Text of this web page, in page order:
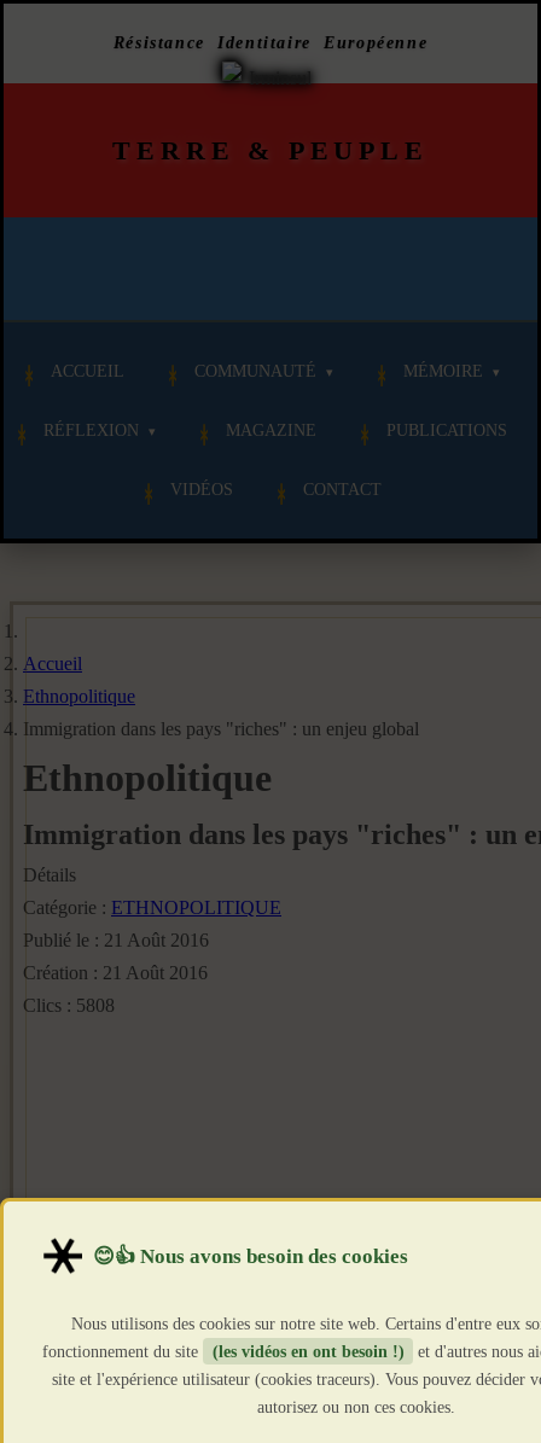
Résistance Identitaire Européenne
TERRE & PEUPLE
ACCUEIL COMMUNAUTÉ MÉMOIRE
RÉFLEXION MAGAZINE PUBLICATIONS
VIDÉOS CONTACT
Accueil
Ethnopolitique
Immigration dans les pays "riches" : un enjeu global
Ethnopolitique
Immigration dans les pays "riches" : un
Détails
Catégorie : ETHNOPOLITIQUE
Publié le : 21 Août 2016
Création : 21 Août 2016
Clics : 5808
Nous utilisons des cookies sur notre site web. Certains d'entre eux
fonctionnement du site
(les vidéos en ont besoin !)
et d'autres nous
site et l'expérience utilisateur (cookies traceurs). Vous pouvez décider
autorisez ou non ces cookies.